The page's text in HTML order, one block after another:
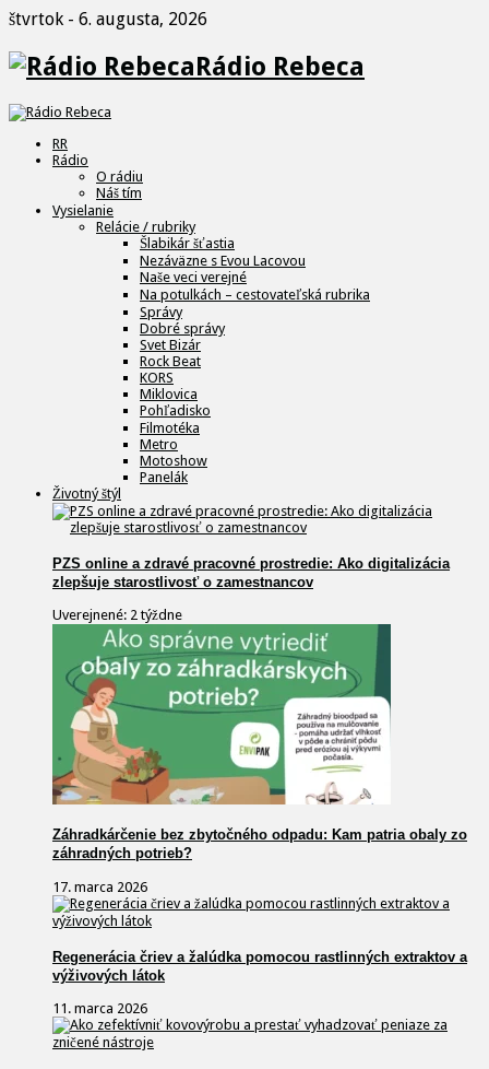
štvrtok - 6. augusta, 2026
Rádio Rebeca
RR
Rádio
O rádiu
Náš tím
Vysielanie
Relácie / rubriky
Šlabikár šťastia
Nezáväzne s Evou Lacovou
Naše veci verejné
Na potulkách – cestovateľská rubrika
Správy
Dobré správy
Svet Bizár
Rock Beat
KORS
Miklovica
Pohľadisko
Filmotéka
Metro
Motoshow
Panelák
Životný štýl
PZS online a zdravé pracovné prostredie: Ako digitalizácia
zlepšuje starostlivosť o zamestnancov
Uverejnené: 2 týždne
Záhradkárčenie bez zbytočného odpadu: Kam patria obaly zo
záhradných potrieb?
17. marca 2026
Regenerácia čriev a žalúdka pomocou rastlinných extraktov a
výživových látok
11. marca 2026